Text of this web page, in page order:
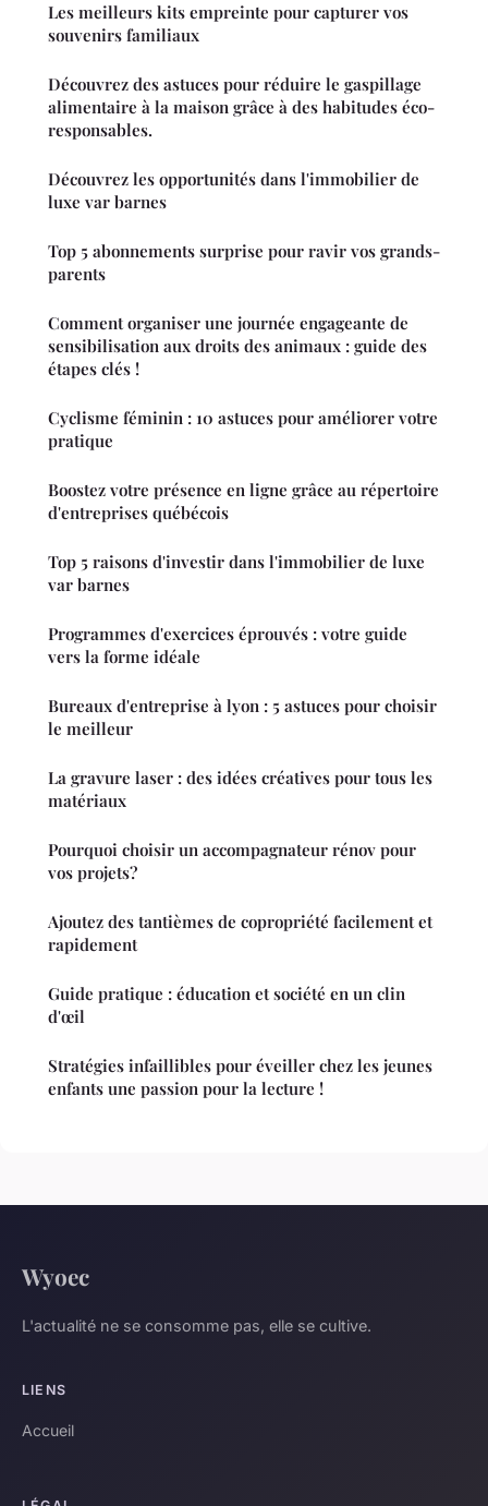
Les meilleurs kits empreinte pour capturer vos
souvenirs familiaux
Découvrez des astuces pour réduire le gaspillage
alimentaire à la maison grâce à des habitudes éco-
responsables.
Découvrez les opportunités dans l'immobilier de
luxe var barnes
Top 5 abonnements surprise pour ravir vos grands-
parents
Comment organiser une journée engageante de
sensibilisation aux droits des animaux : guide des
étapes clés !
Cyclisme féminin : 10 astuces pour améliorer votre
pratique
Boostez votre présence en ligne grâce au répertoire
d'entreprises québécois
Top 5 raisons d'investir dans l'immobilier de luxe
var barnes
Programmes d'exercices éprouvés : votre guide
vers la forme idéale
Bureaux d'entreprise à lyon : 5 astuces pour choisir
le meilleur
La gravure laser : des idées créatives pour tous les
matériaux
Pourquoi choisir un accompagnateur rénov pour
vos projets?
Ajoutez des tantièmes de copropriété facilement et
rapidement
Guide pratique : éducation et société en un clin
d'œil
Stratégies infaillibles pour éveiller chez les jeunes
enfants une passion pour la lecture !
Wyoec
L'actualité ne se consomme pas, elle se cultive.
LIENS
Accueil